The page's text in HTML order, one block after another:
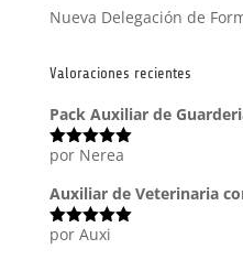
Nueva Delegación de
Valoraciones recientes
Pack Auxiliar de
Valorado
por Nerea
Auxiliar de Veterinaria
Valorado
por Auxi